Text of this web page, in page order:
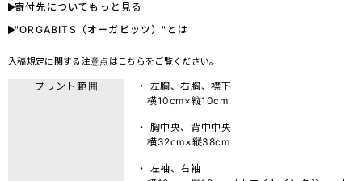
寄付先についてもっと見る
"ORGABITS（オーガビッツ）"とは
入稿規定に関する注意点は こちら をご覧ください。
プリント範囲
・ 左胸、右胸、襟下
横10cm×縦10cm
・ 胸中央、背中中央
横32cm×縦38cm
・ 左袖、右袖